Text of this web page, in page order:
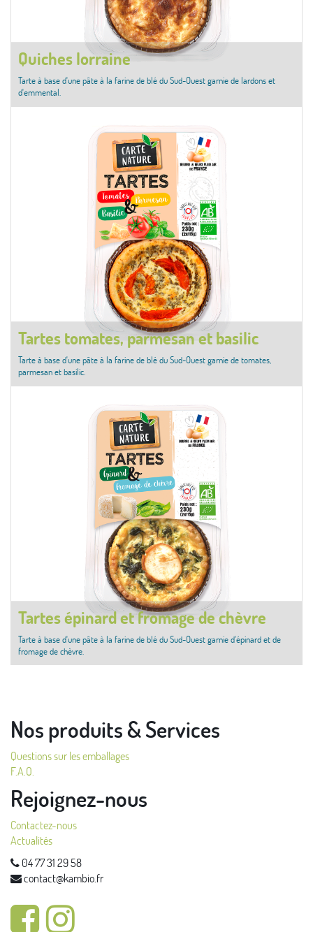
Quiches lorraine
Tarte à base d'une pâte à la farine de blé du Sud-Ouest garnie de lardons et
d'emmental.
Tartes tomates, parmesan et basilic
Tarte à base d'une pâte à la farine de blé du Sud-Ouest garnie de tomates,
parmesan et basilic.
Tartes épinard et fromage de chèvre
Tarte à base d'une pâte à la farine de blé du Sud-Ouest garnie d'épinard et de
fromage de chèvre.
Nos produits & Services
Questions sur les emballages
F.A.Q.
Rejoignez-nous
Contactez-nous
Actualités
04 77 31 29 58
contact@kambio.fr